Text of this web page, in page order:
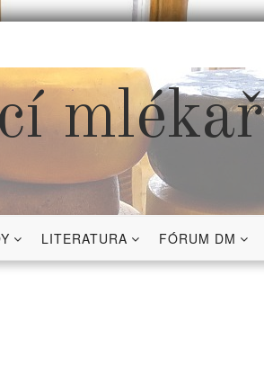
mlékař
LITERATURA FÓRUM DM